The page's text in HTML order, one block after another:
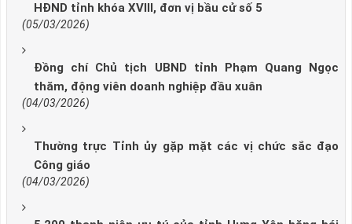
HĐND tỉnh khóa XVIII, đơn vị bầu cử số 5
(05/03/2026)
Đồng chí Chủ tịch UBND tỉnh Phạm Quang Ngọc
thăm, động viên doanh nghiệp đầu xuân
(04/03/2026)
Thường trực Tỉnh ủy gặp mặt các vị chức sắc đạo
Công giáo
(04/03/2026)